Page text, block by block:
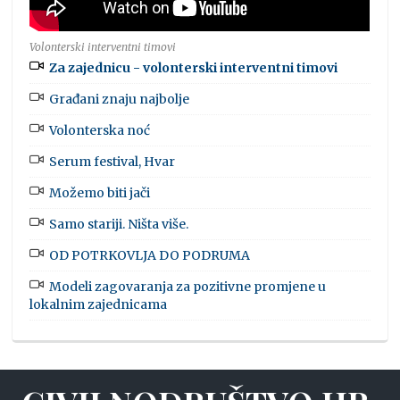
Volonterski interventni timovi
Za zajednicu - volonterski interventni timovi
Građani znaju najbolje
Volonterska noć
Serum festival, Hvar
Možemo biti jači
Samo stariji. Ništa više.
OD POTRKOVLJA DO PODRUMA
Modeli zagovaranja za pozitivne promjene u
lokalnim zajednicama